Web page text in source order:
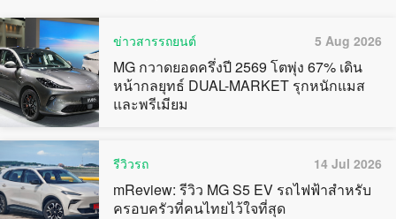
ข่าวสารรถยนต์ 5 Aug 2026
MG กวาดยอดครึ่งปี 2569 โตพุ่ง 67% เดิน
หน้ากลยุทธ์ DUAL-MARKET รุกหนักแมส
และพรีเมียม
รีวิวรถ 14 Jul 2026
mReview: รีวิว MG S5 EV รถไฟฟ้าสำหรับ
ครอบครัวที่คนไทยไว้ใจที่สุด